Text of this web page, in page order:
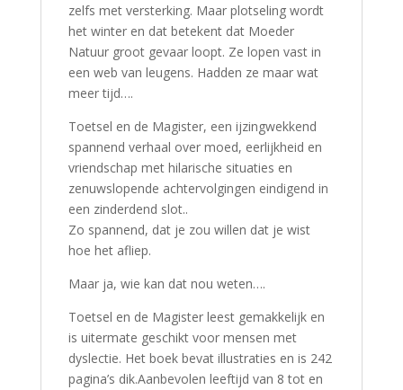
zelfs met versterking. Maar plotseling wordt
het winter en dat betekent dat Moeder
Natuur groot gevaar loopt. Ze lopen vast in
een web van leugens. Hadden ze maar wat
meer tijd….
Toetsel en de Magister, een ijzingwekkend
spannend verhaal over moed, eerlijkheid en
vriendschap met hilarische situaties en
zenuwslopende achtervolgingen eindigend in
een zinderdend slot..
Zo spannend, dat je zou willen dat je wist
hoe het afliep.
Maar ja, wie kan dat nou weten….
Toetsel en de Magister leest gemakkelijk en
is uitermate geschikt voor mensen met
dyslectie. Het boek bevat illustraties en is 242
pagina’s dik.Aanbevolen leeftijd van 8 tot en